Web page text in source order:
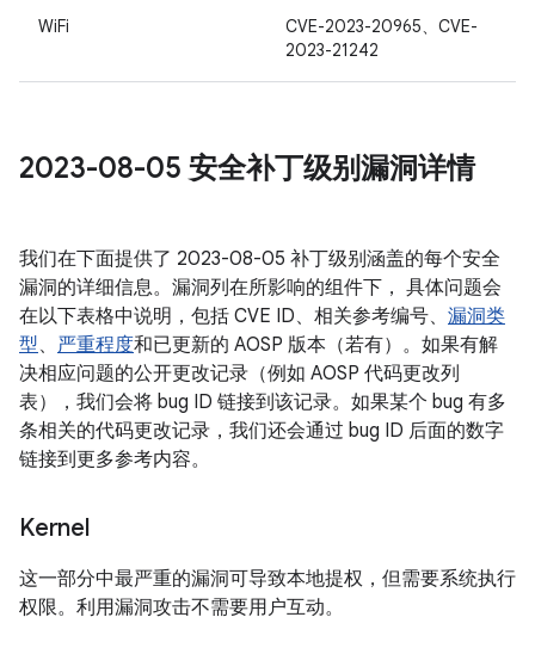
WiFi
CVE-2023-20965、CVE-
2023-21242
2023-08-05 安全补丁级别漏洞详情
我们在下面提供了 2023-08-05 补丁级别涵盖的每个安全
漏洞的详细信息。漏洞列在所影响的组件下， 具体问题会
在以下表格中说明，包括 CVE ID、相关参考编号、 漏洞类
型、 严重程度和已更新的 AOSP 版本（若有）。如果有解
决相应问题的公开更改记录（例如 AOSP 代码更改列
表），我们会将 bug ID 链接到该记录。如果某个 bug 有多
条相关的代码更改记录，我们还会通过 bug ID 后面的数字
链接到更多参考内容。
Kernel
这一部分中最严重的漏洞可导致本地提权，但需要系统执行
权限。利用漏洞攻击不需要用户互动。